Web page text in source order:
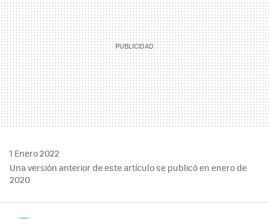
1 Enero 2022
Una versión anterior de este artículo se publicó en enero de
2020